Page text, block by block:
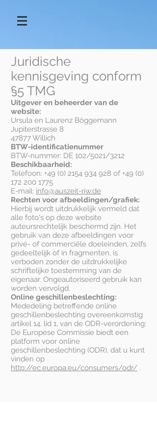
Juridische
kennisgeving conform
§5 TMG
Uitgever en beheerder van de
website:
Ursula en Laurenz Böggemann
Jupiterstrasse 8
47877 Willich
BTW-identificatienummer
BTW-nummer: DE 102/5021/3212
Beschikbaarheid:
Telefoon: +49 (0) 2154 934 928 of +49 (0)
172 200 1775
E-mail: info@auszeit-riw.de
Rechten voor afbeeldingen/grafiek:
Hierbij wordt uitdrukkelijk vermeld dat
alle foto's op deze website
auteursrechtelijk beschermd zijn. Het
gebruik van deze afbeeldingen voor
privé- of commerciële doeleinden, zelfs
gedeeltelijk of in fragmenten, is
verboden zonder de uitdrukkelijke
schriftelijke toestemming van de
eigenaar. Ongeautoriseerd gebruik kan
worden vervolgd.
Online geschillenbeslechting:
Mededeling betreffende online
geschillenbeslechting overeenkomstig
artikel 14, lid 1, van de ODR-verordening:
De Europese Commissie biedt een
platform voor online
geschillenbeslechting (ODR), dat u kunt
vinden op
http://ec.europa.eu/consumers/odr/ .